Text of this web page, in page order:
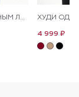
ХУДИ С ОДНОТОННЫМ ЛОГОТИПОМ ХУДИ
4 999 ₽